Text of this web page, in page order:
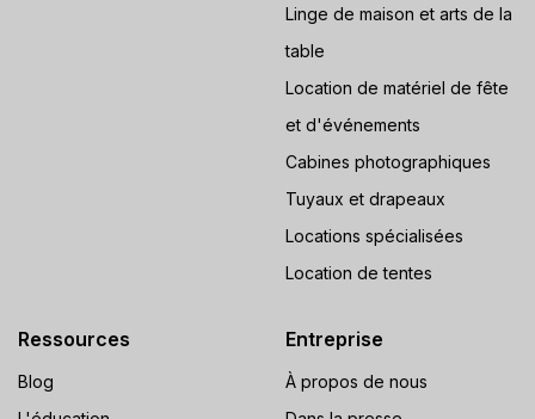
Linge de maison et arts de la
table
Location de matériel de fête
et d'événements
Cabines photographiques
Tuyaux et drapeaux
Locations spécialisées
Location de tentes
Ressources
Blog
Entreprise
À propos de nous